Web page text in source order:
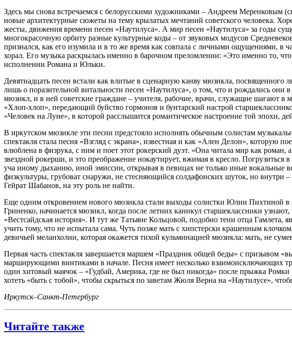
Здесь мы снова встречаемся с белорусскими художниками – Андреем
новые архитектурные сюжеты на тему крылатых мечтаний советского человека.
жесты, движения времени песен «Наутилуса». А мир песен «Наутилуса» за годы
многокрасочную орбиту разные культурные коды – от звуковых модусов
признался, как его изумила и в то же время как совпала с личными ощущениями, в
хорал. Его музыка раскрылась именно в барочном преломлении: «Это именно то, что
исполнении Романа и Юльки.
Девятнадцать песен встали как влитые в сценарную канву мюзикла,
лишь о поразительной витальности песен «Наутилуса», о том, что и рождались
мюзикл, и в ней советские граждане – учителя, рабочие, врачи, служащие шагают
«Хлоп-хлоп», передающий буйство гормонов и бунтарский настрой
«Человек на Луне», в которой расслышится романтическое настроение той эпохи,
В иркутском мюзикле эти песни предстояло исполнять обычным солистам
спектакля стала песня «Взгляд с экрана», известная и как «Ален Делон», которую
влюблена в физрука, с ним и поет этот рокерский дуэт. «Она читала мир как роман,
звездной рокерши, и это преображение нокаутирует, вжимая в кресло.
уча иному дыханию, иной эмиссии, открывая в певицах не только иные вокальные
физкультуры, грубоват снаружи, не стесняющийся солдафонских шуток, но внутри
Гейрат Шабанов, на эту роль не найти.
Еще одним откровением нового мюзикла стали выходы солистки Юлии Пихтиной в
Гриненко, начинается мюзикл, когда после летних каникул старшеклассники
«Вестсайдская история». И тут же Татьяне Кольцовой, подобно тени отца
учить тому, что не испытала сама. Чуть позже мать с хипстерски крашенным
девичьей меланхолии, которая окажется тихой кульминацией мюзикла: мать, не
Первая часть спектакля завершается маршем «Праздник общей беды» с призывом
марширующими винтиками в начале. Песня имеет несколько взаимоисключающих
один хитовый маячок – «Гудбай, Америка, где не был никогда» после прыжка
хотеть «быть с тобой», чтобы скрыться по заветам Жюля Верна на «Наутилусе»,
Иркутск–Санкт-Петербург
Читайте также